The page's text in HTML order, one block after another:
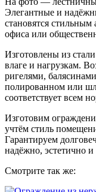
Элегантные и
становятся
офиса или
Изготовлены из
влаге и нагрузкам.
ригелями,
полированном или
соответствует всем
Изготовим
учтём стиль
Гарантируем
надёжно, эстетично и
Смотрите так же: